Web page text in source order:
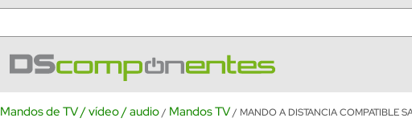
Mandos de TV / vídeo / audio/ Mandos TV/ MANDO A DISTANCIA COMPATIBLE